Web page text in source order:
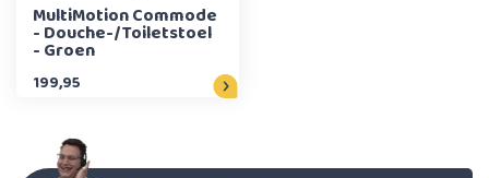
MultiMotion Commode
- Douche-/Toiletstoel
- Groen
199,95